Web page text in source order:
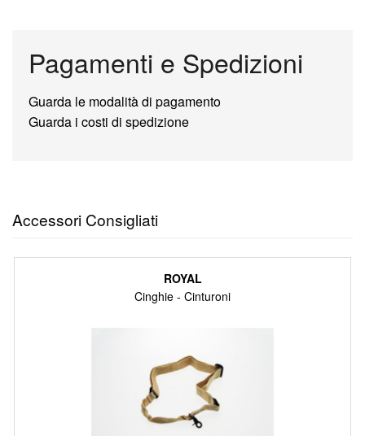
Pagamenti e Spedizioni
Guarda le modalità di pagamento
Guarda i costi di spedizione
Accessori Consigliati
ROYAL
Cinghie - Cinturoni